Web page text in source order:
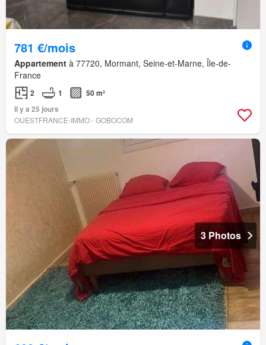
781 €/mois
Appartement à 77720, Mormant, Seine-et-Marne, Île-de-
France
2 1
50 m²
Il y a 25 jours
OUESTFRANCE-IMMO - GOBOCOM
3 Photos